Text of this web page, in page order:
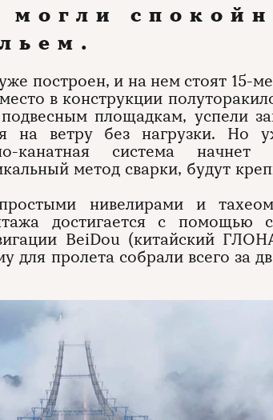
могли
построен, и на нем стоят 15-
в конструкции
площадкам, успели
на ветру без нагрузки. Но
канатная система
метод сварки, будут
нивелирами и
достигается с помощью
BeiDou (китайский
для пролета собрали всего за